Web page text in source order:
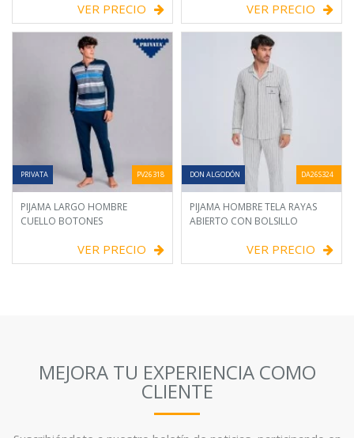
VER PRECIO VER PRECIO
PRIVATA PV26318
PIJAMA LARGO HOMBRE
CUELLO BOTONES
VER PRECIO
DON ALGODÓN DA26S324
PIJAMA HOMBRE TELA RAYAS
ABIERTO CON BOLSILLO
VER PRECIO
MEJORA TU EXPERIENCIA COMO
CLIENTE